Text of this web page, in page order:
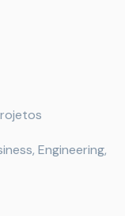
Engineering,